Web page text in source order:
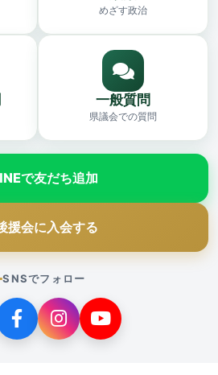
めざす政治
一般質問
県議会での質問
で友だち追加
援会に入会する
SNSでフォロー